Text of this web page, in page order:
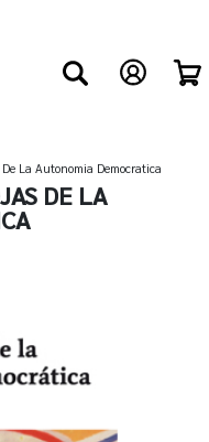
La Autonomia Democratica
DE LA